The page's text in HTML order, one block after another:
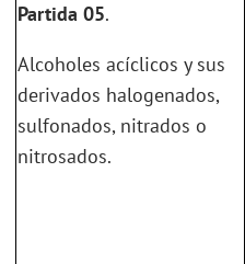
Partida 05.
Alcoholes acíclicos y sus
derivados halogenados,
sulfonados, nitrados o
nitrosados.